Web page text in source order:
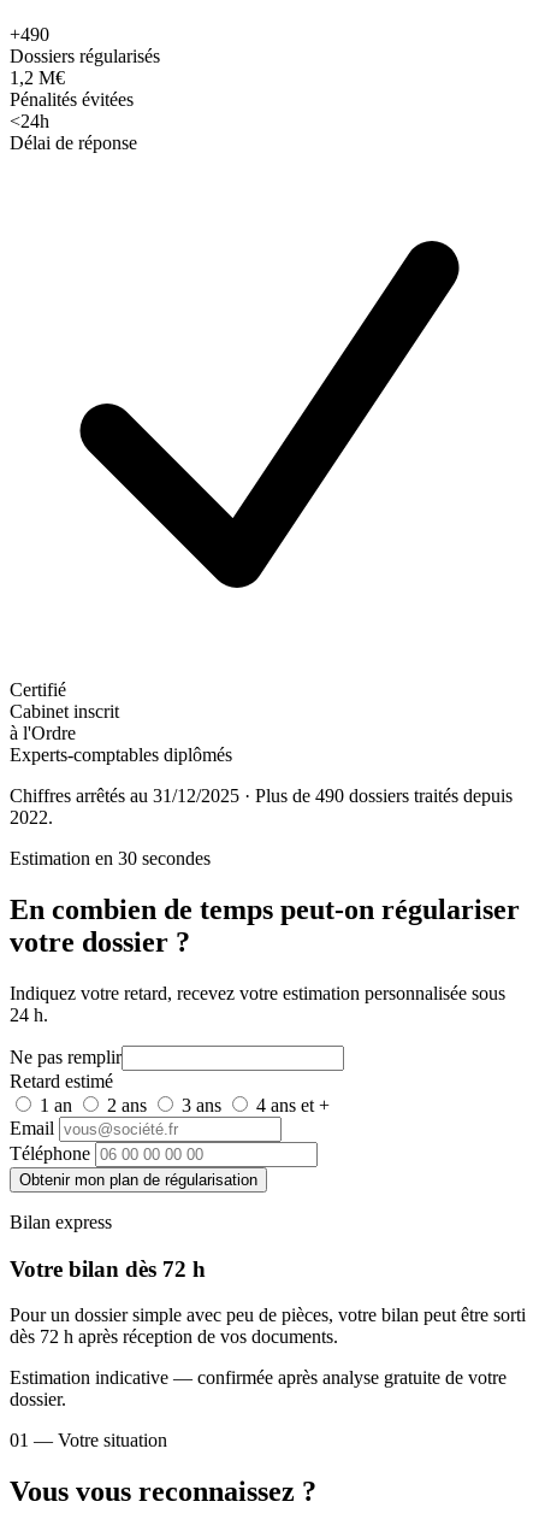
+490
Dossiers régularisés
1,2 M€
Pénalités évitées
<24h
Délai de réponse
Certifié
Cabinet inscrit
à l'Ordre
Experts-comptables diplômés
Chiffres arrêtés au 31/12/2025 · Plus de 490 dossiers traités depuis
2022.
Estimation en 30 secondes
En combien de temps peut-on régulariser
votre dossier ?
Indiquez votre retard, recevez votre estimation personnalisée sous
24 h.
Ne pas remplir
Retard estimé
1 an
2 ans 3 ans
4 ans et +
Email
Téléphone
Obtenir mon plan de régularisation
Bilan express
Votre bilan dès 72 h
Pour un dossier simple avec peu de pièces, votre bilan peut être sorti
dès 72 h après réception de vos documents.
Estimation indicative — confirmée après analyse gratuite de votre
dossier.
01 — Votre situation
Vous vous reconnaissez ?